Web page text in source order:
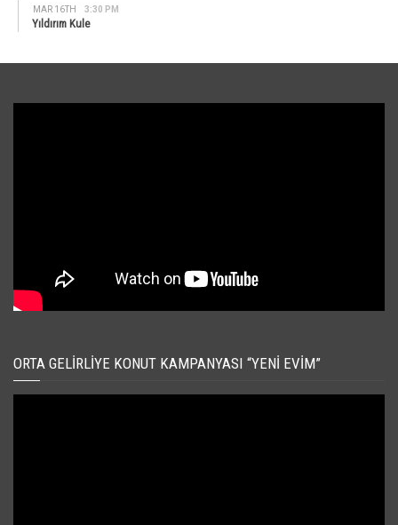
MAR 16TH 3:30 PM
Yıldırım Kule
ORTA GELIRLIYE KONUT KAMPANYASI “YENI EVIM”